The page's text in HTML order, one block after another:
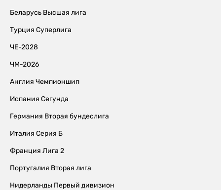
Беларусь Высшая лига
Турция Суперлига
ЧЕ-2028
ЧМ-2026
Англия Чемпионшип
Испания Сегунда
Германия Вторая бундеслига
Италия Серия Б
Франция Лига 2
Португалия Вторая лига
Нидерланды Первый дивизион